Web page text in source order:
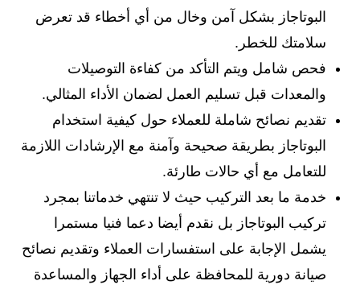
البوتاجاز بشكل آمن وخال من أي أخطاء قد تعرض
سلامتك للخطر.
فحص شامل ويتم التأكد من كفاءة التوصيلات
والمعدات قبل تسليم العمل لضمان الأداء المثالي.
تقديم نصائح شاملة للعملاء حول كيفية استخدام
البوتاجاز بطريقة صحيحة وآمنة مع الإرشادات اللازمة
للتعامل مع أي حالات طارئة.
خدمة ما بعد التركيب حيث لا تنتهي خدماتنا بمجرد
تركيب البوتاجاز بل نقدم أيضا دعما فنيا مستمرا
يشمل الإجابة على استفسارات العملاء وتقديم نصائح
صيانة دورية للمحافظة على أداء الجهاز والمساعدة